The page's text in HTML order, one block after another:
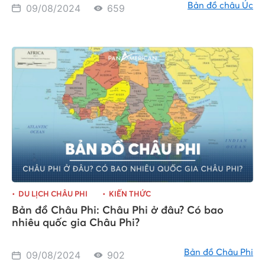
09/08/2024 659 Bản đồ châu Úc
DU LỊCH CHÂU PHI KIẾN THỨC
Bản đồ Châu Phi: Châu Phi ở đâu? Có bao
nhiêu quốc gia Châu Phi?
09/08/2024 902 Bản đồ Châu Phi